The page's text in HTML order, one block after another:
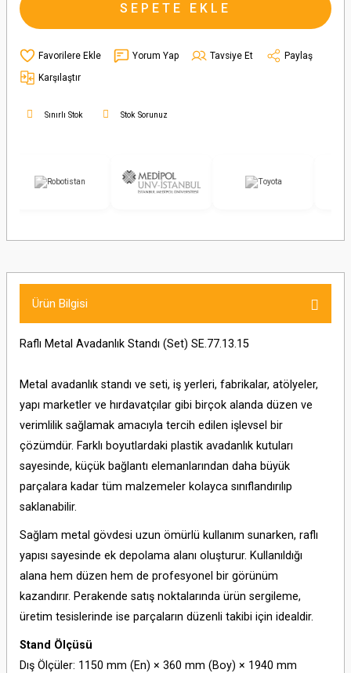
SEPETE EKLE
Yorum Yap Tavsiye Et
Paylaş
Karşılaştır
Sınırlı Stok Stok Sorunuz
Ürün Bilgisi
Raflı Metal Avadanlık Standı (Set) SE.77.13.15
Metal avadanlık standı ve seti, iş yerleri, fabrikalar, atölyeler,
yapı marketler ve hırdavatçılar gibi birçok alanda düzen ve
verimlilik sağlamak amacıyla tercih edilen işlevsel bir
çözümdür. Farklı boyutlardaki plastik avadanlık kutuları
sayesinde, küçük bağlantı elemanlarından daha büyük
parçalara kadar tüm malzemeler kolayca sınıflandırılıp
saklanabilir.
Sağlam metal gövdesi uzun ömürlü kullanım sunarken, raflı
yapısı sayesinde ek depolama alanı oluşturur. Kullanıldığı
alana hem düzen hem de profesyonel bir görünüm
kazandırır. Perakende satış noktalarında ürün sergileme,
üretim tesislerinde ise parçaların düzenli takibi için idealdir.
Stand Ölçüsü
Dış Ölçüler: 1150 mm (En) × 360 mm (Boy) × 1940 mm